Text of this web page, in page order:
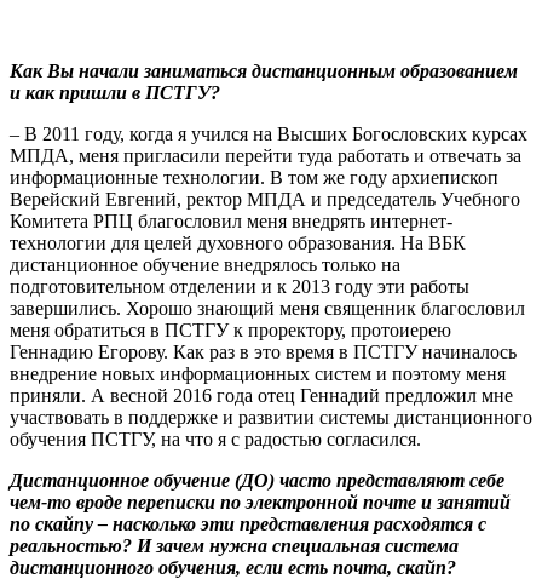
Как Вы начали заниматься дистанционным образованием
и как пришли в ПСТГУ?
– В 2011 году, когда я учился на Высших Богословских курсах
МПДА, меня пригласили перейти туда работать и отвечать за
информационные технологии. В том же году архиепископ
Верейский Евгений, ректор МПДА и председатель Учебного
Комитета РПЦ благословил меня внедрять интернет-
технологии для целей духовного образования. На ВБК
дистанционное обучение внедрялось только на
подготовительном отделении и к 2013 году эти работы
завершились. Хорошо знающий меня священник благословил
меня обратиться в ПСТГУ к проректору, протоиерею
Геннадию Егорову. Как раз в это время в ПСТГУ начиналось
внедрение новых информационных систем и поэтому меня
приняли. А весной 2016 года отец Геннадий предложил мне
участвовать в поддержке и развитии системы дистанционного
обучения ПСТГУ, на что я с радостью согласился.
Дистанционное обучение (ДО) часто представляют себе
чем-то вроде переписки по электронной почте и занятий
по скайпу – насколько эти представления расходятся с
реальностью? И зачем нужна специальная система
дистанционного обучения, если есть почта, скайп?